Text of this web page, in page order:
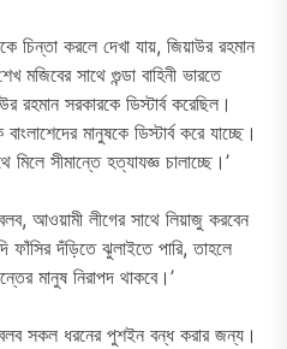
চিন্তা করলে দেখা যায়, জিয়াউর রহমান
সাথে গুন্ডা বাহিনী ভারতে
রহমান সরকারকে ডিস্টার্ব করেছিল।
মানুষকে ডিস্টার্ব করে যাচ্ছে।
মিলে সীমান্তে হত্যাযজ্ঞ চালাচ্ছে।’
বলব, আওয়ামী লীগের সাথে লিয়াজু করবেন
ফাঁসির দঁড়িতে ঝুলাইতে পারি, তাহলে
মানুষ নিরাপদ থাকবে।’
বলব সকল ধরনের পুশইন বন্ধ করার জন্য।